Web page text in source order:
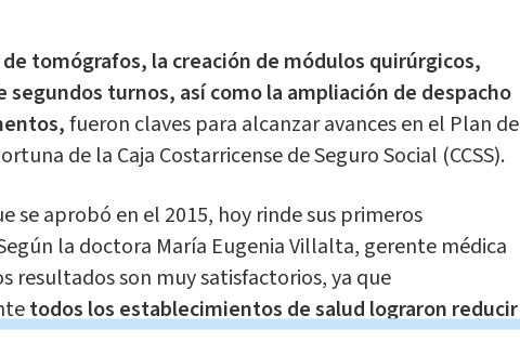
tomógrafos, la creación de módulos quirúrgicos,
segundos turnos, así como la ampliación de despacho
fueron claves para alcanzar avances en el Plan de
de la Caja Costarricense de Seguro Social (CCSS).
se aprobó en el 2015, hoy rinde sus primeros
la doctora María Eugenia Villalta, gerente médica
resultados son muy satisfactorios, ya que
todos los establecimientos de salud lograron reducir